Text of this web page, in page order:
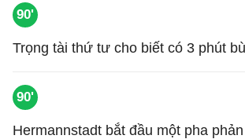
90'
Trọng tài thứ tư cho biết có 3 phút
90'
Hermannstadt bắt đầu một pha